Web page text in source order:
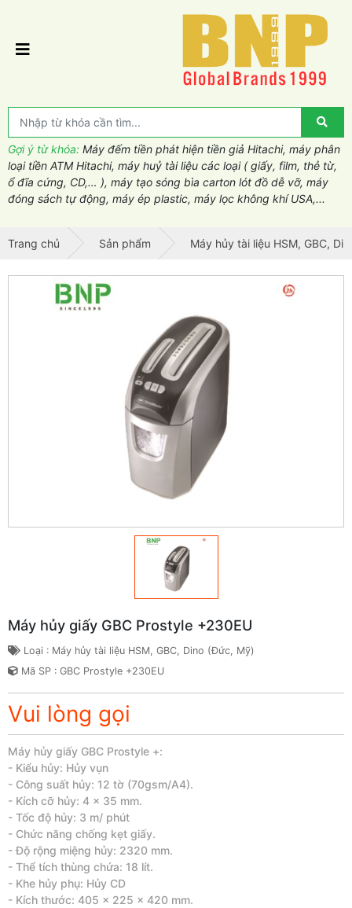
Gợi ý từ khóa: Máy đếm tiền phát hiện tiền giả Hitachi, máy phân
loại tiền ATM Hitachi, máy huỷ tài liệu các loại ( giấy, film, thẻ từ,
ổ đĩa cứng, CD,… ), máy tạo sóng bìa carton lót đồ dễ vỡ, máy
đóng sách tự động, máy ép plastic, máy lọc không khí USA,...
Trang chủ Sản phẩm Máy hủy tài liệu HSM, GBC,
Máy hủy giấy GBC Prostyle +230EU
Loại : Máy hủy tài liệu HSM, GBC, Dino (Đức, Mỹ)
Mã SP : GBC Prostyle +230EU
Vui lòng gọi
Máy hủy giấy GBC Prostyle +:
- Kiểu hủy: Hủy vụn
- Công suất hủy: 12 tờ (70gsm/A4).
- Kích cỡ hủy: 4 x 35 mm.
- Tốc độ hủy: 3 m/ phút
- Chức năng chống kẹt giấy.
- Độ rộng miệng hủy: 2320 mm.
- Thể tích thùng chứa: 18 lít.
- Khe hủy phụ: Hủy CD
- Kích thước: 405 x 225 x 420 mm.